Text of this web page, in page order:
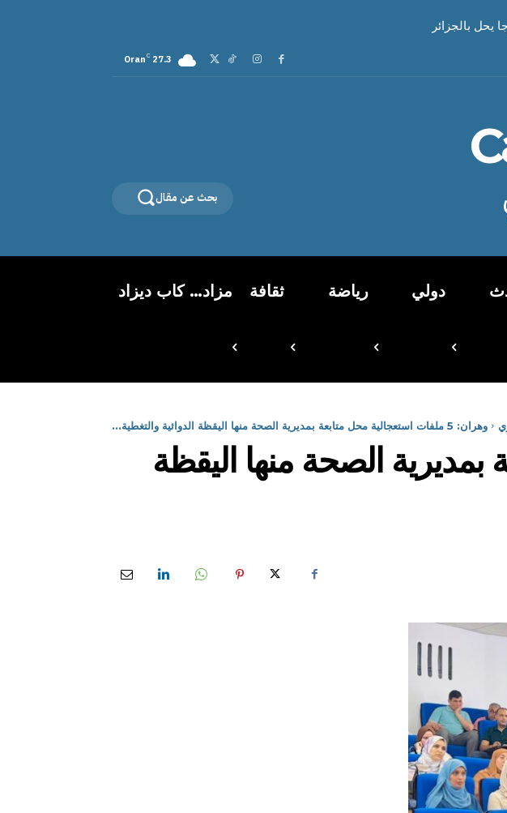
يحل بالجزائر
27.3
C
Oran
بحث عن مقال
دولي رياضة ثقافة مزاد… كاب ديزاد
وهران: 5 ملفات استعجالية محل متابعة بمديرية الصحة منها اليقظة الدوائية والتغطية...
بمديرية الصحة منها اليقظة